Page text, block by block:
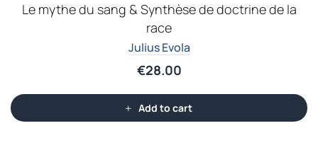
Le mythe du sang & Synthèse de doctrine de la
race
Julius Evola
€28.00
Add to cart